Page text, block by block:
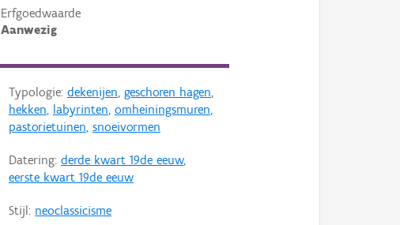
Erfgoedwaarde
Aanwezig
Typologie: dekenijen, geschoren hagen,
hekken, labyrinten, omheiningsmuren,
pastorietuinen, snoeivormen
Datering: derde kwart 19de eeuw,
eerste kwart 19de eeuw
Stijl: neoclassicisme